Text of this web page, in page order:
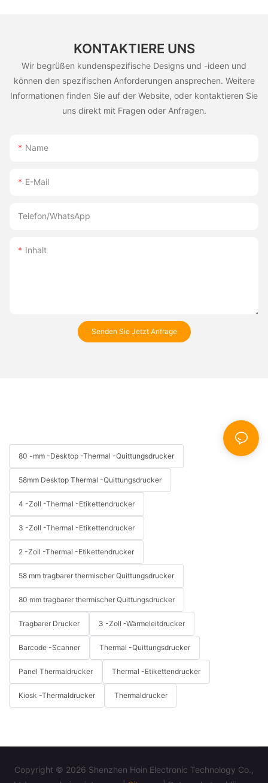
KONTAKTIERE UNS
Wir begrüßen kundenspezifische Designs und -ideen und
können den spezifischen Anforderungen ansprechen. Weitere
Informationen finden Sie auf der Website, oder kontaktieren Sie
uns direkt mit Fragen oder Anfragen.
Name
E-Mail
Telefon/WhatsApp
Inhalt
Senden Sie Jetzt Anfrage
80 -mm -Desktop -Thermal -Quittungsdrucker
58mm Desktop Thermal -Quittungsdrucker
4 -Zoll -Thermal -Etikettendrucker
3 -Zoll -Thermal -Etikettendrucker
2 -Zoll -Thermal -Etikettendrucker
58 mm tragbarer thermischer Quittungsdrucker
80 mm tragbarer thermischer Quittungsdrucker
Tragbarer Drucker 3 -Zoll -Wärmeleitdrucker
Barcode -Scanner Thermal -Quittungsdrucker
Panel Thermaldrucker Thermal -Etikettendrucker
Kiosk -Thermaldrucker Thermaldrucker
Copyright © 2026 Shenzhen Hoin Electronic Technology Co.,